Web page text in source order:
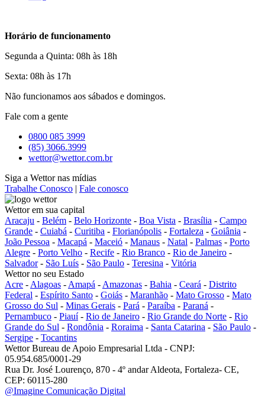
Horário de funcionamento
Segunda a Quinta: 08h às 18h
Sexta: 08h às 17h
Não funcionamos aos sábados e domingos.
Fale com a gente
0800 085 3999
(85) 3066.3999
wettor@wettor.com.br
Siga a Wettor nas mídias
Trabalhe Conosco | Fale conosco
Wettor em sua capital
Aracaju - Belém - Belo Horizonte - Boa Vista - Brasília - Campo
Grande - Cuiabá - Curitiba - Florianópolis - Fortaleza - Goiânia -
João Pessoa - Macapá - Maceió - Manaus - Natal - Palmas - Porto
Alegre - Porto Velho - Recife - Rio Branco - Rio de Janeiro -
Salvador- São Luís - São Paulo - Teresina - Vitória
Wettor no seu Estado
Acre - Alagoas - Amapá - Amazonas - Bahia - Ceará - Distrito
Federal - Espírito Santo - Goiás - Maranhão - Mato Grosso - Mato
Grosso do Sul - Minas Gerais - Pará - Paraíba - Paraná -
Pernambuco - Piauí- Rio de Janeiro - Rio Grande do Norte - Rio
Grande do Sul - Rondônia - Roraima - Santa Catarina - São Paulo -
Sergipe - Tocantins
Wettor Bureau de Apoio Empresarial Ltda - CNPJ:
05.954.685/0001-29
Rua Dr. José Lourenço, 870 - 4º andar Aldeota, Fortaleza- CE,
CEP: 60115-280
@Imagine Comunicação Digital